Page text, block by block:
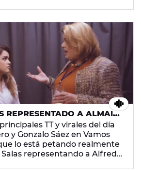
REPRESENTADO A ALMAIA
MOMENTOTT y virales del día
y Gonzalo Sáez en Vamos
lo está petando realmente
representando a Alfred y